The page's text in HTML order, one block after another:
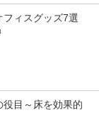
ィスグッズ7選
目～床を効果的